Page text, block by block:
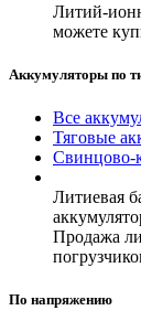
Литий-
можете
Аккумуляторы по
Все
Тяговые
Свинцово-
Литиевая
Продажа
По напряжению